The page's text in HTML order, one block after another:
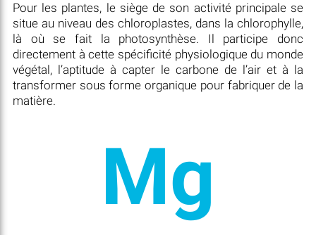
Pour les plantes, le siège de son activité principale se
situe au niveau des chloroplastes, dans la chlorophylle,
là où se fait la photosynthèse. Il participe donc
directement à cette spécificité physiologique du monde
végétal, l’aptitude à capter le carbone de l’air et à la
transformer sous forme organique pour fabriquer de la
matière.
Mg